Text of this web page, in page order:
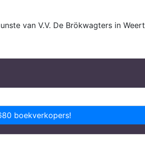
van V.V. De Brökwagters in Weert
boekverkopers!